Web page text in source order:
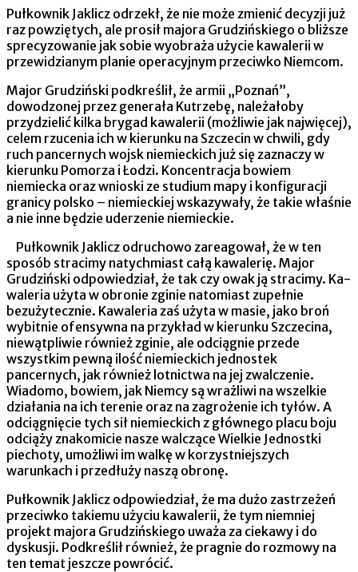
Pułkownik Jaklicz odrzekł, że nie może zmienić decyzji już
raz powziętych, ale prosił majora Grudzińskiego o bliższe
sprecyzowanie jak sobie wyobraża użycie kawalerii w
przewidzianym planie operacyjnym przeciwko Niemcom.
Major Grudziński podkreślił, że armii „Poznań”,
dowodzonej przez generała Kutrzebę, należałoby
przydzielić kilka brygad kawalerii (możliwie jak najwięcej),
celem rzucenia ich w kierunku na Szczecin w chwili, gdy
ruch pancernych wojsk niemieckich już się zaznaczy w
kierunku Pomorza i Łodzi. Koncentracja bowiem
niemiecka oraz wnioski ze studium mapy i konfiguracji
granicy polsko – niemieckiej wskazywały, że takie właśnie
a nie inne będzie uderzenie niemieckie.
Pułkownik Jaklicz odruchowo zareagował, że w ten
sposób stracimy natychmiast całą kawalerię. Major
Grudziński odpowiedział, że tak czy owak ją stracimy. Ka­
waleria użyta w obronie zginie natomiast zupełnie
bezużytecznie. Kawaleria zaś użyta w masie, jako broń
wybitnie ofensywna na przykład w kierunku Szczecina,
niewątpliwie również zginie, ale odciągnie przede
wszystkim pewną ilość niemieckich jednostek
pancernych, jak również lotnictwa na jej zwalczenie.
Wiadomo, bowiem, jak Niemcy są wrażliwi na wszelkie
działania na ich terenie oraz na zagrożenie ich tyłów. A
odciągnięcie tych sił niemieckich z głównego placu boju
odciąży znako­micie nasze walczące Wielkie Jednostki
piechoty, umożliwi im walkę w korzystniejszych
warunkach i przedłuży naszą obronę.
Pułkownik Jaklicz odpowiedział, że ma dużo zastrzeżeń
przeciwko takiemu użyciu kawalerii, że tym niemniej
projekt majora Grudzińskiego uważa za ciekawy i do
dyskusji. Podkreś­lił również, że pragnie do rozmowy na
ten temat jeszcze po­wrócić.